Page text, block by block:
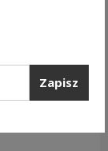
Zapisz